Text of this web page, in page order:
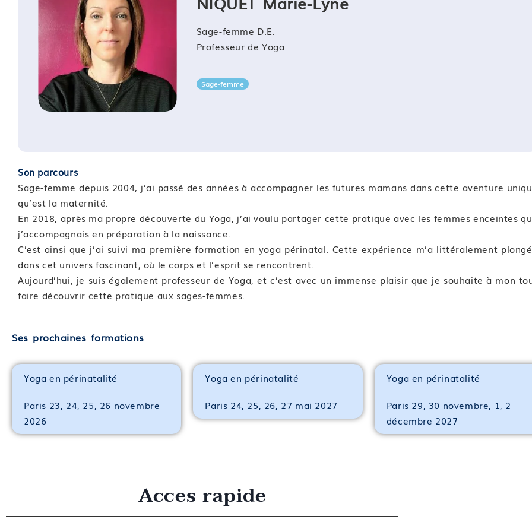
Compétence 06 : Mettre en pratique des postures étudiées
Module 14 : Prendre conscience de son ressenti afin de mieux accompagner les patientes
Module 15 : Synthétiser ses acquis
Compétence 07 : Expérimenter le statut d’enseignant
Module 16 : Prendre conscience de son ressenti afin de mieux accompagner les patientes
Module 17 : Savoir mettre en pratique par les participants les différentes techniques étudiées grâce à des
Module 19 : Clôturer la formation
Dispositif de suivi de l’acquisition des connaissances/compétences
Cette formation sera finalisée par un questionnaire d’auto-évaluation afin d’évaluer l’atteinte des objectifs
les stagiaires à l’issue de la formation.
—
Sage-femme D.E.
Professeur de Yoga
Sage-femme
Son parcours
Sage-femme depuis 2004, j’ai passé des années à accompagner les futures mamans dans cette aventure
qu’est la maternité.
En 2018, après ma propre découverte du Yoga, j’ai voulu partager cette pratique avec les femmes enceintes
j’accompagnais en préparation à la naissance.
C’est ainsi que j’ai suivi ma première formation en yoga périnatal. Cette expérience m’a littéralement
dans cet univers fascinant, où le corps et l’esprit se rencontrent.
Aujourd’hui, je suis également professeur de Yoga, et c’est avec un immense plaisir que je souhaite à mon
faire découvrir cette pratique aux sages-femmes.
Ses prochaines formations
Yoga en périnatalité
Paris 23, 24, 25, 26 novembre
2026
Yoga en périnatalité
Paris 24, 25, 26, 27 mai 2027
Yoga en périnatalité
Paris 29, 30 novembre, 1, 2
décembre 2027
Acces rapide